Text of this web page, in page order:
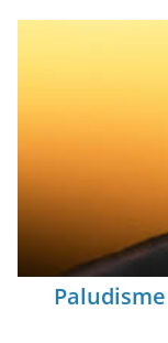
Paludisme